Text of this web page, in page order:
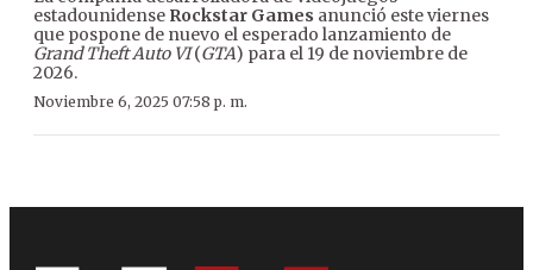
estadounidense Rockstar Games anunció este viernes
que pospone de nuevo el esperado lanzamiento de
Grand Theft Auto VI(GTA) para el 19 de noviembre de
2026.
Noviembre 6, 2025 07:58 p. m.